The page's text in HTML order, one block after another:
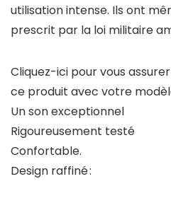
utilisation intense. Ils ont
prescrit par la loi militaire
Cliquez-ici pour vous
ce produit avec votre
Un son exceptionnel
Rigoureusement testé
Confortable.
Design raffiné :